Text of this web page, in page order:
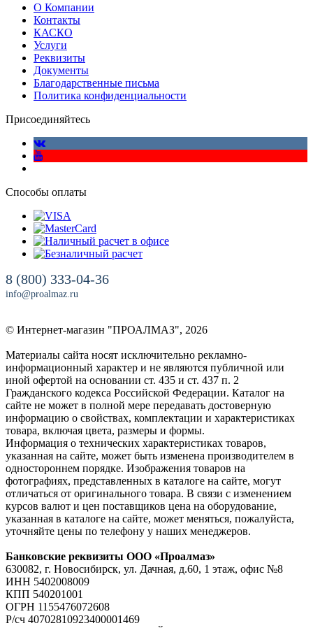
О Компании
Контакты
КАСКО
Услуги
Реквизиты
Документы
Благодарственные письма
Политика конфиденциальности
Присоединяйтесь
Способы оплаты
8 (800) 333-04-36
info@proalmaz.ru
© Интернет-магазин "ПРОАЛМАЗ", 2026
Материалы сайта носят исключительно рекламно-
информационный характер и не являются публичной или
иной офертой на основании ст. 435 и ст. 437 п. 2
Гражданского кодекса Российской Федерации. Каталог на
сайте не может в полной мере передавать достоверную
информацию о свойствах, комплектации и характеристиках
товара, включая цвета, размеры и формы.
Информация о технических характеристиках товаров,
указанная на сайте, может быть изменена производителем в
одностороннем порядке. Изображения товаров на
фотографиях, представленных в каталоге на сайте, могут
отличаться от оригинального товара. В связи с изменением
курсов валют и цен поставщиков цена на оборудование,
указанная в каталоге на сайте, может меняться, пожалуйста,
уточняйте цены по телефону у наших менеджеров.
Банковские реквизиты ООО «Проалмаз»
630082, г. Новосибирск, ул. Дачная, д.60, 1 этаж, офис №8
ИНН 5402008009
КПП 540201001
ОГРН 1155476072608
Р/сч 40702810923400001469